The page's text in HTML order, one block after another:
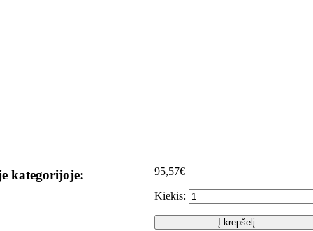
95,57€
Kiekis:
Į krepšelį
kategorijoje: